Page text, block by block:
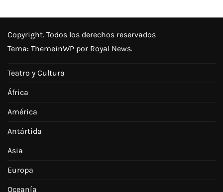
Copyright. Todos los derechos reservados
Tema: ThemeinWP por Royal News.
Teatro y Cultura
África
América
Antártida
Asia
Europa
Oceanía